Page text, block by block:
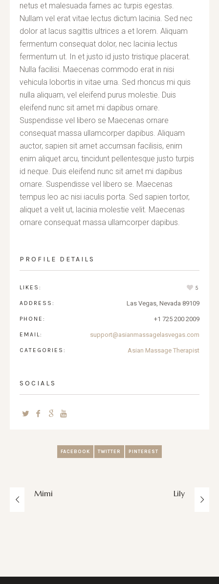
netus et malesuada fames ac turpis egestas.
Nullam vel erat vitae lectus dictum lacinia. Sed nec
dolor at lacus sagittis ultrices a et lorem. Aliquam
fermentum consequat dolor, nec lacinia lectus
fermentum ut. In et justo id justo tristique placerat.
Nulla facilisi. Maecenas commodo erat in nisi
vehicula lobortis in vitae urna. Sed rhoncus mi quis
nulla aliquam, vel eleifend purus molestie. Duis
eleifend nunc sit amet mi dapibus ornare.
Suspendisse vel libero se Maecenas ornare
consequat massa ullamcorper dapibus. Aliquam
auctor, sapien sit amet accumsan facilisis, enim
enim aliquet arcu, tincidunt pellentesque justo turpis
id neque. Duis eleifend nunc sit amet mi dapibus
ornare. Suspendisse vel libero se. Maecenas
tempus leo ac nisi iaculis porta. Sed sapien tortor,
aliquet a velit ut, lacinia molestie velit. Maecenas
ornare consequat massa ullamcorper dapibus.
PROFILE DETAILS
LIKES: 5
ADDRESS: Las Vegas, Nevada 89109
PHONE: +1 725 200 2009
EMAIL: support@asianmassagelasvegas.com
CATEGORIES: Asian Massage Therapist
SOCIALS
FACEBOOK TWITTER PINTEREST
Mimi Lily